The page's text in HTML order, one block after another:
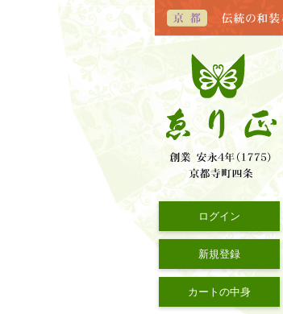
ログイン
新規登録
カートの中身